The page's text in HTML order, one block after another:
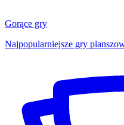
Gorące gry
Najpopularniejsze gry